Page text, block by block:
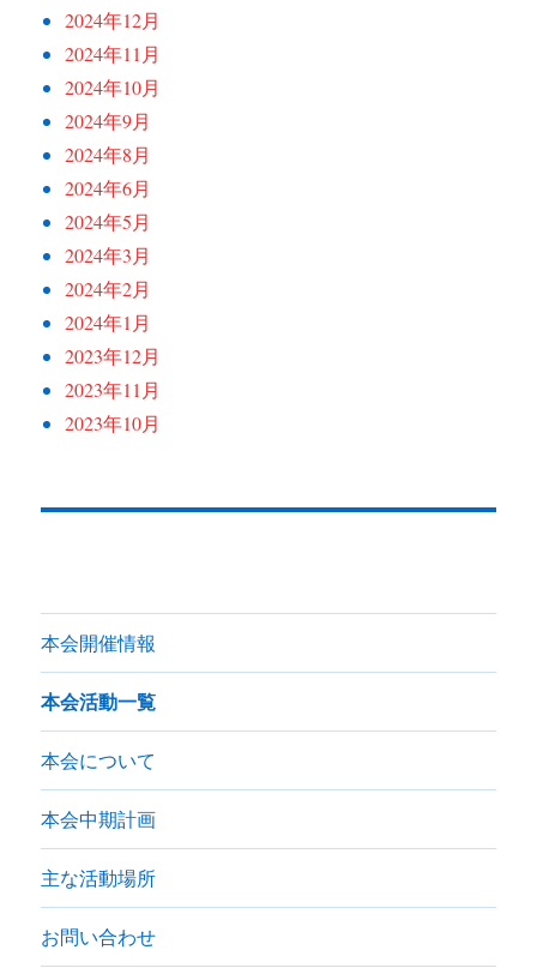
2024年12月
2024年11月
2024年10月
2024年9月
2024年8月
2024年6月
2024年5月
2024年3月
2024年2月
2024年1月
2023年12月
2023年11月
2023年10月
本会開催情報
本会活動一覧
本会について
本会中期計画
主な活動場所
お問い合わせ